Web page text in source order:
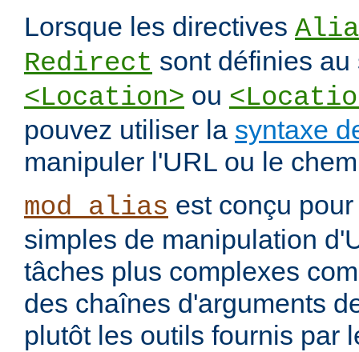
Lorsque les directives
Redirect sont définies
<Location> ou
pouvez utiliser la syntaxe
manipuler l'URL ou le
mod_alias est conçu
simples de manipulation
tâches plus complexes
des chaînes d'arguments
plutôt les outils fournis par